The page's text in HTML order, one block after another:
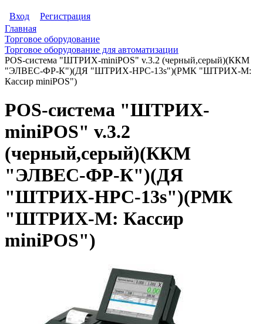
Вход
Регистрация
Главная
Торговое оборудование
Торговое оборудование для автоматизации
POS-система "ШТРИХ-miniPOS" v.3.2 (черный,серый)(ККМ
"ЭЛВЕС-ФР-К")(ДЯ "ШТРИХ-HPC-13s")(РМК "ШТРИХ-М:
Кассир miniPOS")
POS-система "ШТРИХ-
miniPOS" v.3.2
(черный,серый)(ККМ
"ЭЛВЕС-ФР-К")(ДЯ
"ШТРИХ-HPC-13s")(РМК
"ШТРИХ-М: Кассир
miniPOS")